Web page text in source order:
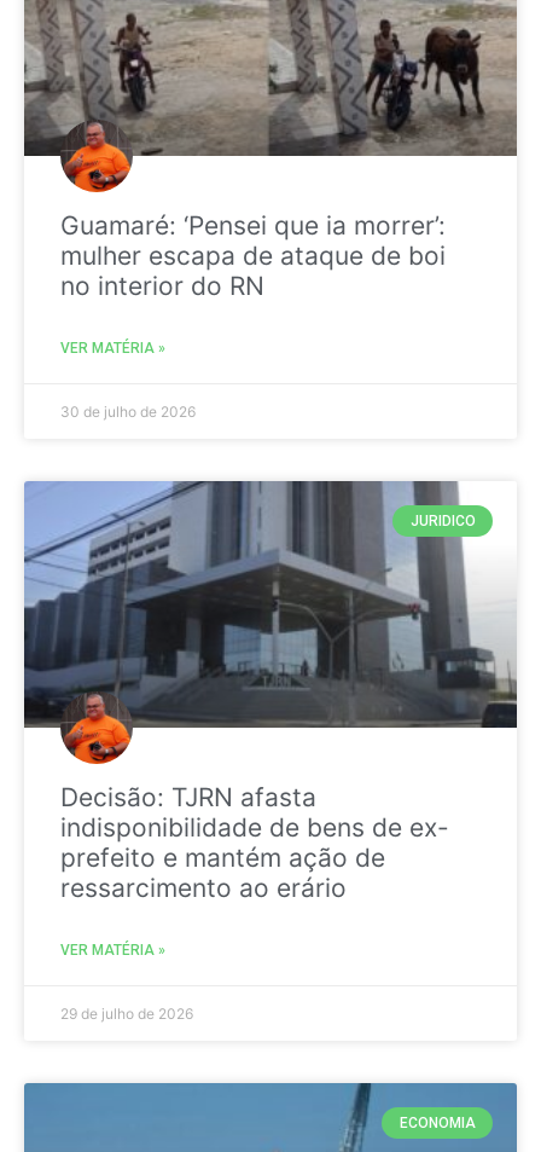
Guamaré: ‘Pensei que ia morrer’:
mulher escapa de ataque de boi
no interior do RN
VER MATÉRIA »
30 de julho de 2026
JURIDICO
Decisão: TJRN afasta
indisponibilidade de bens de ex-
prefeito e mantém ação de
ressarcimento ao erário
VER MATÉRIA »
29 de julho de 2026
ECONOMIA